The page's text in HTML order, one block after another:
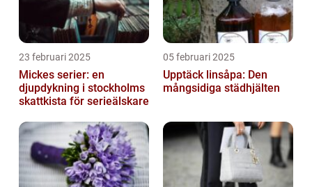
23 februari 2025
Mickes serier: en
djupdykning i stockholms
skattkista för serieälskare
05 februari 2025
Upptäck linsåpa: Den
mångsidiga städhjälten